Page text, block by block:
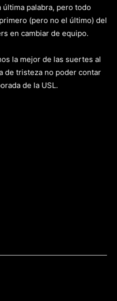
última palabra, pero todo
(pero no el último) del
en cambiar de equipo.
la mejor de las suertes al
de tristeza no poder contar
de la USL.